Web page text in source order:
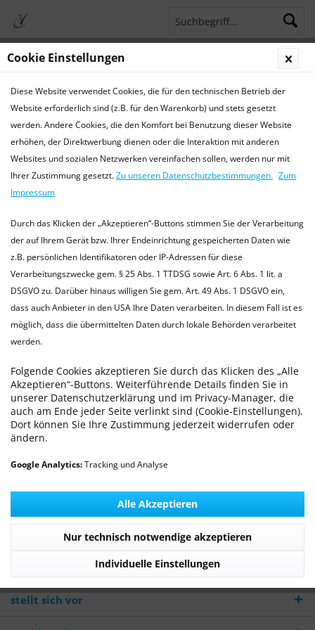
Terminsprechstunde Service Hotline 04421 773770
Krankheiten
Krankheiten bei Hunden
Bitte kontaktieren Sie immer einen (fachkundigen) Tierarzt
in Ihrer Nähe....mehr erfahren »
Filtern
Von: Dr. med. vet. Ralf Michling 23.08.24 00:00 0 Kommentare
Tumorerkrankungen der Hündin.
Mehr lesen
stellt sich vor
Cookie Einstellungen
Diese Website verwendet Cookies, die für den technischen Betrieb der
Website erforderlich sind (z.B. für den Warenkorb) und stets gesetzt
werden. Andere Cookies, die den Komfort bei Benutzung dieser Website
erhöhen, der Direktwerbung dienen oder die Interaktion mit anderen
Websites und sozialen Netzwerken vereinfachen sollen, werden nur mit
Ihrer Zustimmung gesetzt.Zu unseren Datenschutzbestimmungen. Zum
Impressum
Durch das Klicken der „Akzeptieren“-Buttons stimmen Sie der Verarbeitung
der auf Ihrem Gerät bzw. Ihrer Endeinrichtung gespeicherten Daten wie
z.B. persönlichen Identifikatoren oder IP-Adressen für diese
Verarbeitungszwecke gem. § 25 Abs. 1 TTDSG sowie Art. 6 Abs. 1 lit. a
DSGVO zu. Darüber hinaus willigen Sie gem. Art. 49 Abs. 1 DSGVO ein,
dass auch Anbieter in den USA Ihre Daten verarbeiten. In diesem Fall ist es
möglich, dass die übermittelten Daten durch lokale Behörden verarbeitet
werden.
Folgende Cookies akzeptieren Sie durch das Klicken des „Alle
Akzeptieren“-Buttons. Weiterführende Details finden Sie in
unserer Datenschutzerklärung und im Privacy-Manager, die
auch am Ende jeder Seite verlinkt sind (Cookie-Einstellungen).
Dort können Sie Ihre Zustimmung jederzeit widerrufen oder
ändern.
Google Analytics:Tracking und Analyse
Individuelle Einstellungen
Nur technisch notwendige akzeptieren
Alle Akzeptieren